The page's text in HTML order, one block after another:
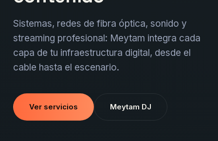
Sistemas, redes de fibra óptica, sonido y
streaming profesional: Meytam integra cada
capa de tu infraestructura digital, desde el
cable hasta el escenario.
Ver servicios Meytam DJ